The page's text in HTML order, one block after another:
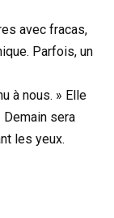
avec fracas,
Parfois, un
à nous. » Elle
sera
les yeux.